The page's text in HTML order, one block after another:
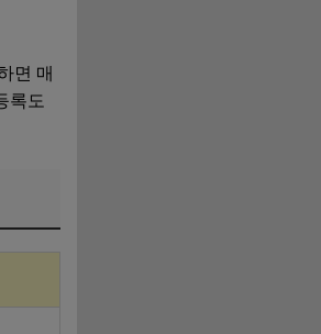
면 매
록도